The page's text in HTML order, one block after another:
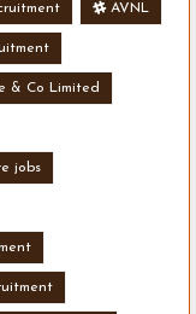
AVNL
& Co Limited
jobs